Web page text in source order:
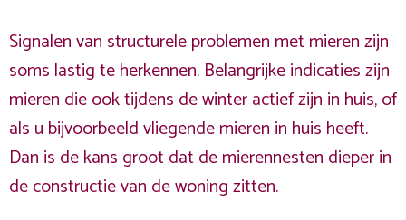
Signalen van structurele problemen met mieren zijn
soms lastig te herkennen. Belangrijke indicaties zijn
mieren die ook tijdens de winter actief zijn in huis, of
als u bijvoorbeeld vliegende mieren in huis heeft.
Dan is de kans groot dat de mierennesten dieper in
de constructie van de woning zitten.